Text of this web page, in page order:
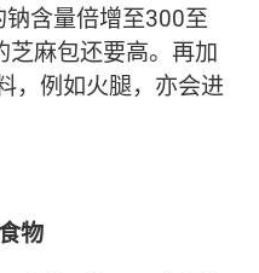
含量倍增至300至
麻包还要高。再加
，例如火腿，亦会进
物